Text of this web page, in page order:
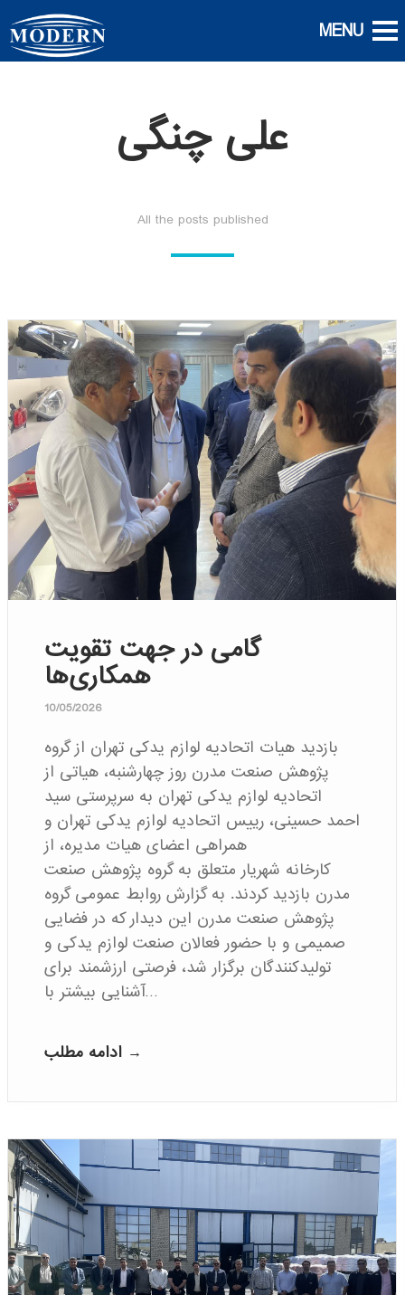
علی چنگی
All the posts published
گامی در جهت تقویت
10/05/2026
بازدید هیات اتحادیه لوازم یدکی تهران از گروه
پژوهش صنعت مدرن روز چهارشنبه، هیاتی از
اتحادیه لوازم یدکی تهران به سرپرستی سید
احمد حسینی، رییس اتحادیه لوازم یدکی تهران و
همراهی اعضای هیات مدیره، از
کارخانه شهریار متعلق به گروه پژوهش صنعت
مدرن بازدید کردند. به گزارش روابط عمومی گروه
پژوهش صنعت مدرن این دیدار که در فضایی
صمیمی و با حضور فعالان صنعت لوازم یدکی و
تولیدکنندگان برگزار شد، فرصتی ارزشمند برای
آشنایی بیشتر با…
ادامه مطلب →